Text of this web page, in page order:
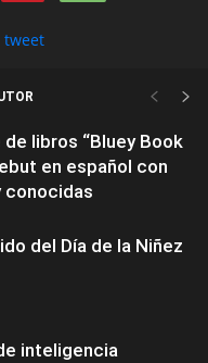
tweet
libros “Bluey Book
en español con
conocidas
del Día de la Niñez
inteligencia